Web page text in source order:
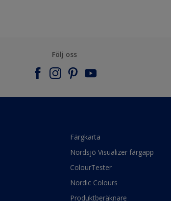
Följ oss
Färgkarta
Nordsjö Visualizer färgapp
ColourTester
Nordic Colours
Produktberäknare